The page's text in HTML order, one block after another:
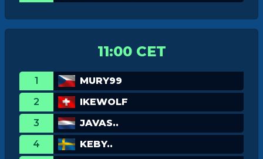
11:00 CET
1
MURY99
2
IKEWOLF
3
JAVAS..
4
KEBY..